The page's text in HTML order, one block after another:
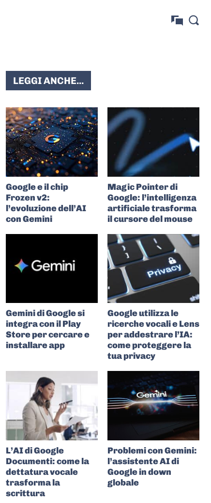
LEGGI ANCHE...
Google e il chip
Frozen v2:
l’evoluzione dell’AI
con Gemini
Magic Pointer di
Google: l’intelligenza
artificiale trasforma
il cursore del mouse
Gemini di Google si
integra con il Play
Store per cercare e
installare app
Google utilizza le
ricerche vocali e Lens
per addestrare l’IA:
come proteggere la
tua privacy
L’AI di Google
Documenti: come la
dettatura vocale
trasforma la
scrittura
Problemi con Gemini:
l’assistente AI di
Google in down
globale